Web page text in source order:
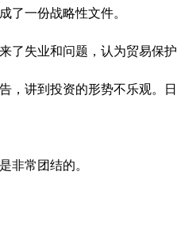
了一份战略性文件。
了失业和问题，认为贸易保护
，讲到投资的形势不乐观。日
非常团结的。